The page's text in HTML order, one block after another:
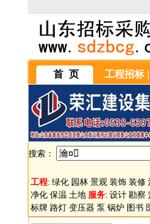
首 页 工程招标
搜索：
工程: 绿化 园林 景观 装饰 装修
净化 保温 土地 服务: 设计 勘察
标牌 路灯 变压器 泵 锅炉 图书